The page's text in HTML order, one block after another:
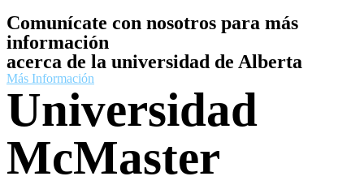
Comunícate con nosotros para más
información
acerca de la universidad de Alberta
Más Información
Universidad
McMaster